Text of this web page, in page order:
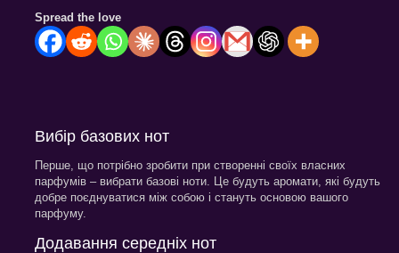
Spread the love
Вибір базових нот
Перше, що потрібно зробити при створенні своїх власних
парфумів – вибрати базові ноти. Це будуть аромати, які будуть
добре поєднуватися між собою і стануть основою вашого
парфуму.
Додавання середніх нот